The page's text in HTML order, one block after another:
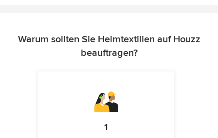
Warum sollten Sie Heimtextilien auf Houzz
beauftragen?
1